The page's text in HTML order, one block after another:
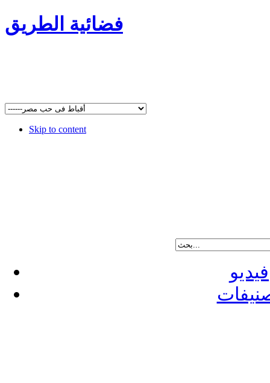
فضائية الطريق
Skip to content
فيديو